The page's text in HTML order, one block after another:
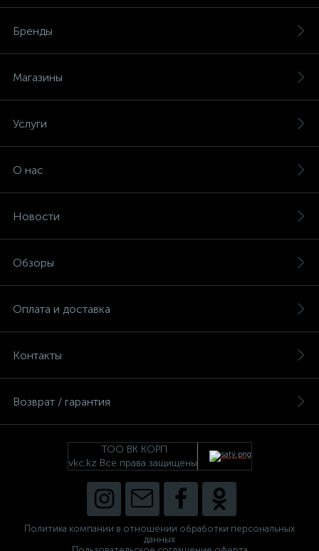
Бренды
Магазины
Услуги
О нас
Новости
Обзоры
Оплата и доставка
Контакты
Возврат / гарантия
ТОО ВК КОРП
vkc.kz Все права защищены
Политика компании в отношении обработки персональных
данных